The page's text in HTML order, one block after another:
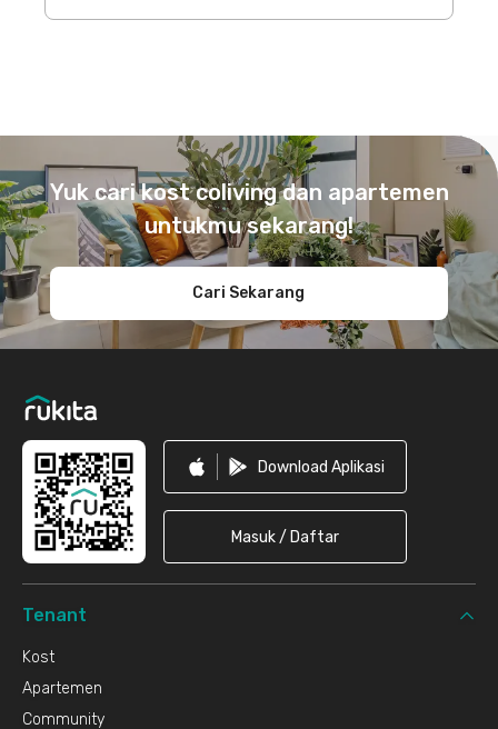
Yuk cari kost coliving dan apartemen
untukmu sekarang!
Cari Sekarang
Download Aplikasi
Masuk / Daftar
Tenant
Kost
Apartemen
Community